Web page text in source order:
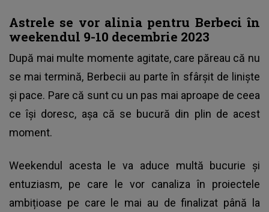
Astrele se vor alinia pentru Berbeci în
weekendul 9-10 decembrie 2023
După mai multe momente agitate, care păreau că nu
se mai termină, Berbecii au parte în sfârșit de liniște
și pace. Pare că sunt cu un pas mai aproape de ceea
ce își doresc, așa că se bucură din plin de acest
moment.
Weekendul acesta le va aduce multă bucurie și
entuziasm, pe care le vor canaliza în proiectele
ambițioase pe care le mai au de finalizat până la